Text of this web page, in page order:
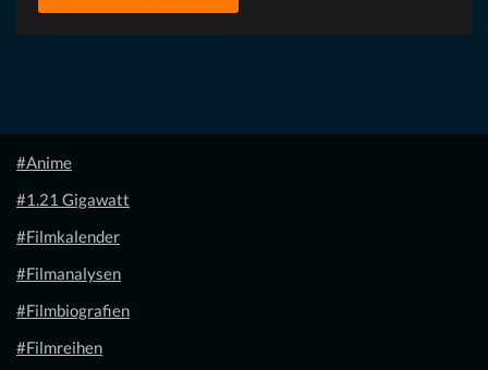
#Anime
#1.21 Gigawatt
#Filmkalender
#Filmanalysen
#Filmbiografien
#Filmreihen